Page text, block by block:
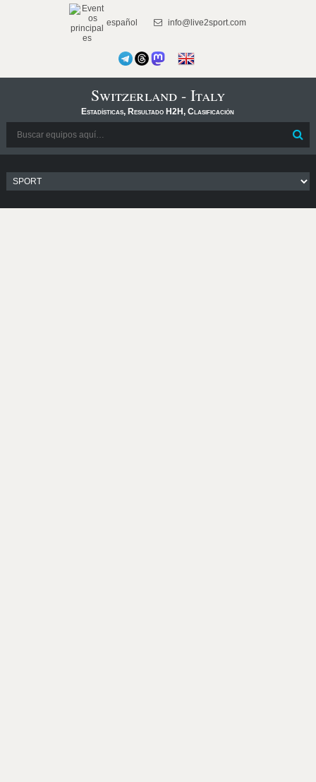
español info@live2sport.com
Switzerland - Italy
Estadísticas, Resultado H2H, Clasificación